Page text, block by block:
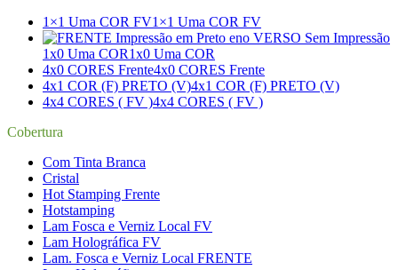
1×1 Uma COR FV1×1 Uma COR FV
1x0 Uma COR1x0 Uma COR
4x0 CORES Frente4x0 CORES Frente
4x1 COR (F) PRETO (V)4x1 COR (F) PRETO (V)
4x4 CORES ( FV )4x4 CORES ( FV )
Cobertura
Com Tinta Branca
Cristal
Hot Stamping Frente
Hotstamping
Lam Fosca e Verniz Local FV
Lam Holográfica FV
Lam. Fosca e Verniz Local FRENTE